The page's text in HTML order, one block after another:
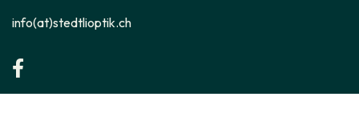
info(at)stedtlioptik.ch